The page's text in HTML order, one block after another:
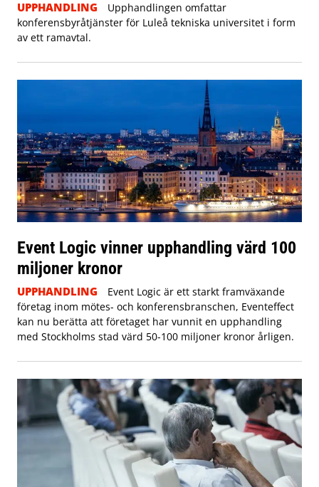
UPPHANDLING
Upphandlingen omfattar
konferensbyråtjänster för Luleå tekniska universitet i form
av ett ramavtal.
Event Logic vinner upphandling värd 100
miljoner kronor
UPPHANDLING
Event Logic är ett starkt framväxande
företag inom mötes- och konferensbranschen, Eventeffect
kan nu berätta att företaget har vunnit en upphandling
med Stockholms stad värd 50-100 miljoner kronor årligen.